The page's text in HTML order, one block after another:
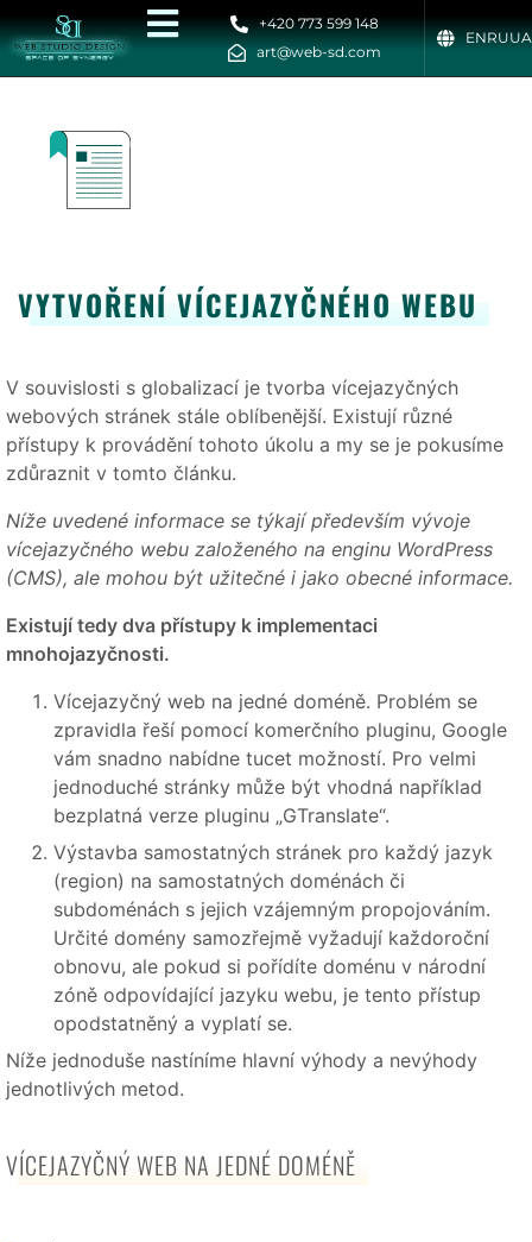
+420 773 599 148
art@web-sd.com
ENRUUA
VYTVOŘENÍ VÍCEJAZYČNÉHO WEBU
V souvislosti s globalizací je tvorba vícejazyčných
webových stránek stále oblíbenější. Existují různé
přístupy k provádění tohoto úkolu a my se je pokusíme
zdůraznit v tomto článku.
Níže uvedené informace se týkají především vývoje
vícejazyčného webu založeného na enginu WordPress
(CMS), ale mohou být užitečné i jako obecné informace.
Existují tedy dva přístupy k implementaci
mnohojazyčnosti.
Vícejazyčný web na jedné doméně. Problém se
zpravidla řeší pomocí komerčního pluginu, Google
vám snadno nabídne tucet možností. Pro velmi
jednoduché stránky může být vhodná například
bezplatná verze pluginu „GTranslate“.
Výstavba samostatných stránek pro každý jazyk
(region) na samostatných doménách či
subdoménách s jejich vzájemným propojováním.
Určité domény samozřejmě vyžadují každoroční
obnovu, ale pokud si pořídíte doménu v národní
zóně odpovídající jazyku webu, je tento přístup
opodstatněný a vyplatí se.
Níže jednoduše nastíníme hlavní výhody a nevýhody
jednotlivých metod.
VÍCEJAZYČNÝ WEB NA JEDNÉ DOMÉNĚ